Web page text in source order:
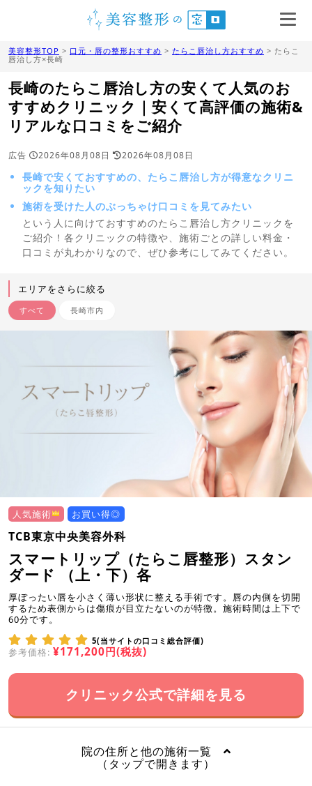
美容整形TOP > 口元・唇の整形おすすめ > たらこ唇治し方おすすめ > たらこ
唇治し方×長崎
長崎のたらこ唇治し方の安くて人気のお
すすめクリニック｜安くて高評価の施術&
リアルな口コミをご紹介
広告 2026年08月08日 2026年08月08日
長崎で安くておすすめの、たらこ唇治し方が得意なクリニ
ックを知りたい
施術を受けた人のぶっちゃけ口コミを見てみたい
という人に向けておすすめのたらこ唇治し方クリニックを
ご紹介！各クリニックの特徴や、施術ごとの詳しい料金・
口コミが丸わかりなので、ぜひ参考にしてみてください。
エリアをさらに絞る
すべて 長崎市内
人気施術 お買い得◎
TCB東京中央美容外科
スマートリップ（たらこ唇整形）スタン
ダード （上・下）各
厚ぼったい唇を小さく薄い形状に整える手術です。唇の内側を切開
するため表側からは傷痕が目立たないのが特徴。施術時間は上下で
60分です。
5(当サイトの口コミ総合評価)
参考価格: ¥171,200円(税抜)
クリニック公式で詳細を見る
院の住所と他の施術一覧
（タップで開きます）